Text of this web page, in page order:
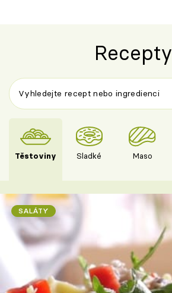
Recepty
Těstoviny Sladké Maso
SALÁTY